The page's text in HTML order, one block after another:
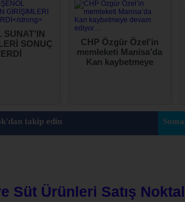
SUNAT’IN
SONUÇ
CHP Özgür Özel’in
memleketi Manisa’da
Kan kaybetmeye
takip edin
Süt Ürünleri Satış